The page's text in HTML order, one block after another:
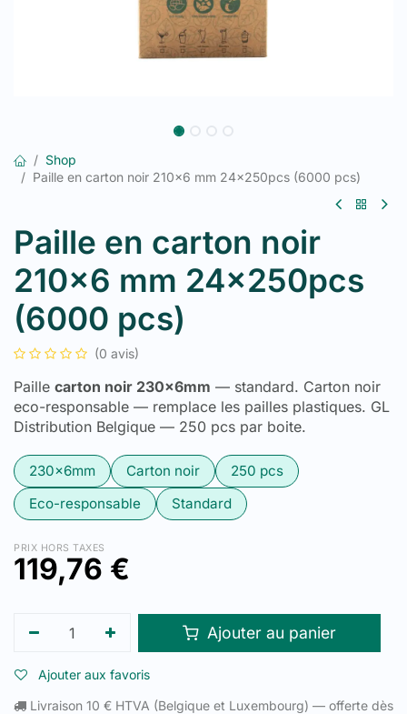
Shop
Paille en carton noir 210x6 mm 24x250pcs (6000 pcs)
Paille en carton noir
210x6 mm 24x250pcs
(6000 pcs)
(0 avis)
Paille carton noir 230x6mm — standard. Carton noir
eco-responsable — remplace les pailles plastiques. GL
Distribution Belgique — 250 pcs par boite.
230x6mm Carton noir
250 pcs
Eco-responsable
Standard
PRIX HORS TAXES
119,76 €
Ajouter au panier
Ajouter aux favoris
Livraison 10 € HTVA (Belgique et Luxembourg) — offerte dès